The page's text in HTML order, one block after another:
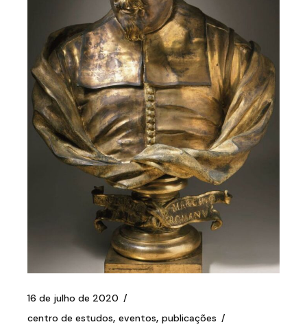
16 de julho de 2020
centro de estudos eventos publicações